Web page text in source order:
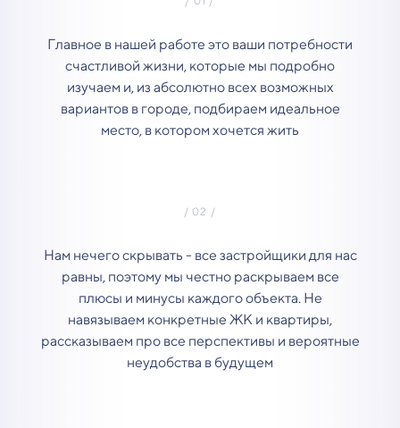
Главное в нашей работе это ваши потребности
счастливой жизни, которые мы подробно
изучаем и, из абсолютно всех возможных
вариантов в городе, подбираем идеальное
место, в котором хочется жить
Нам нечего скрывать - все застройщики для нас
равны, поэтому мы честно раскрываем все
плюсы и минусы каждого объекта. Не
навязываем конкретные ЖК и квартиры,
рассказываем про все перспективы и вероятные
неудобства в будущем